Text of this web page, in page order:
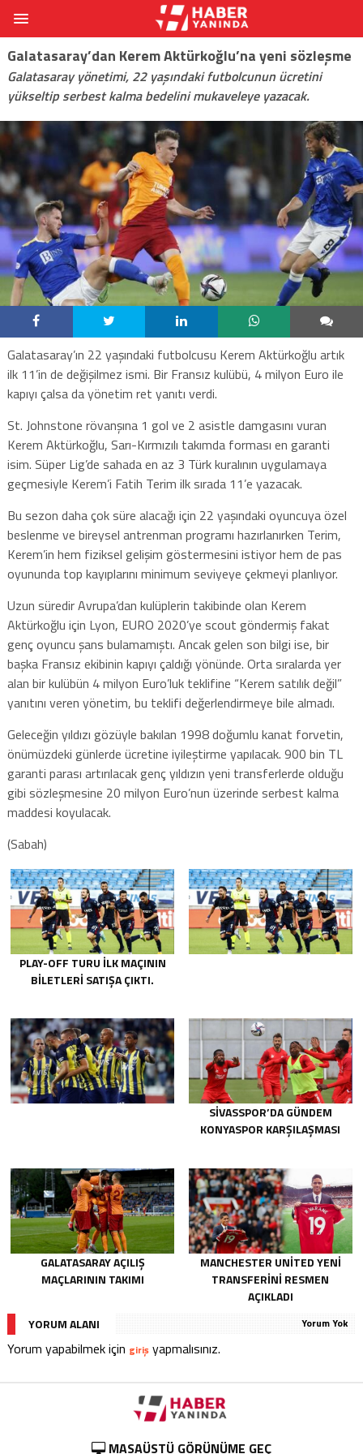
Galatasaray’dan Kerem Aktürkoğlu’na yeni sözleşme
Galatasaray yönetimi, 22 yaşındaki futbolcunun ücretini
yükseltip serbest kalma bedelini mukaveleye yazacak.
Galatasaray’ın 22 yaşındaki futbolcusu Kerem Aktürkoğlu artık
ilk 11’in de değişilmez ismi. Bir Fransız kulübü, 4 milyon Euro ile
kapıyı çalsa da yönetim ret yanıtı verdi.
St. Johnstone rövanşına 1 gol ve 2 asistle damgasını vuran
Kerem Aktürkoğlu, Sarı-Kırmızılı takımda forması en garanti
isim. Süper Lig’de sahada en az 3 Türk kuralının uygulamaya
geçmesiyle Kerem’i Fatih Terim ilk sırada 11’e yazacak.
Bu sezon daha çok süre alacağı için 22 yaşındaki oyuncuya özel
beslenme ve bireysel antrenman programı hazırlanırken Terim,
Kerem’in hem fiziksel gelişim göstermesini istiyor hem de pas
oyununda top kayıplarını minimum seviyeye çekmeyi planlıyor.
Uzun süredir Avrupa’dan kulüplerin takibinde olan Kerem
Aktürkoğlu için Lyon, EURO 2020’ye scout göndermiş fakat
genç oyuncu şans bulamamıştı. Ancak gelen son bilgi ise, bir
başka Fransız ekibinin kapıyı çaldığı yönünde. Orta sıralarda yer
alan bir kulübün 4 milyon Euro’luk teklifine “Kerem satılık değil”
yanıtını veren yönetim, bu teklifi değerlendirmeye bile almadı.
Geleceğin yıldızı gözüyle bakılan 1998 doğumlu kanat forvetin,
önümüzdeki günlerde ücretine iyileştirme yapılacak. 900 bin TL
garanti parası artırılacak genç yıldızın yeni transferlerde olduğu
gibi sözleşmesine 20 milyon Euro’nun üzerinde serbest kalma
maddesi koyulacak.
(Sabah)
PLAY-OFF TURU ILK MAÇININ
BILETLERI SATIŞA ÇIKTI.
SIVASSPOR’DA GÜNDEM
KONYASPOR KARŞILAŞMASI
GALATASARAY AÇILIŞ
MAÇLARININ TAKIMI
MANCHESTER UNITED YENI
TRANSFERINI RESMEN
AÇIKLADI
YORUM ALANI
Yorum Yok
Yorum yapabilmek için girişyapmalısınız.
MASAÜSTÜ GÖRÜNÜME GEÇ